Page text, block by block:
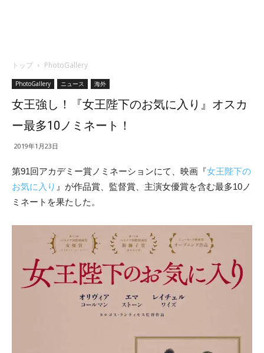
トップ PhotoGallery
PhotoGallery ニュース 海外
女王強し！『女王陛下のお気に入り』オスカ
ー最多10ノミネート！
2019年1月23日
第91回アカデミー賞ノミネーションにて、映画『女王陛下の
お気に入り 』が作品賞、監督賞、主演女優賞を含む最多10ノ
ミネートを果たした。